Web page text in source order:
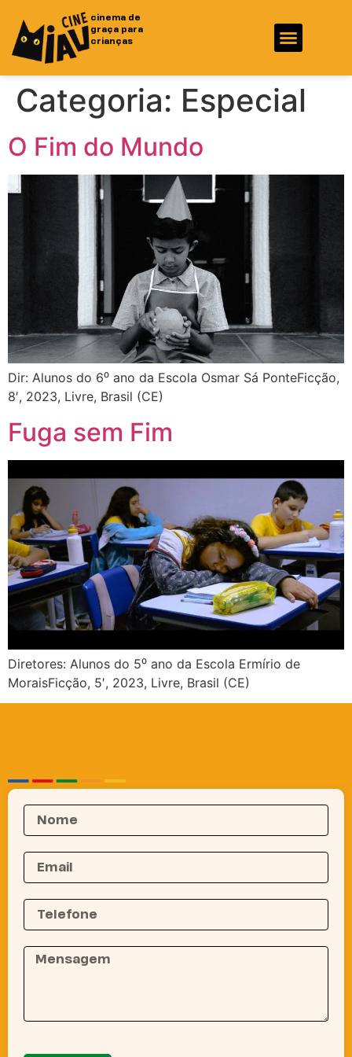
cinema de
graça para
crianças
Categoria: Especial
O Fim do Mundo
Dir: Alunos do 6⁰ ano da Escola Osmar Sá PonteFicção,
8′, 2023, Livre, Brasil (CE)
Fuga sem Fim
Diretores: Alunos do 5⁰ ano da Escola Ermírio de
MoraisFicção, 5′, 2023, Livre, Brasil (CE)